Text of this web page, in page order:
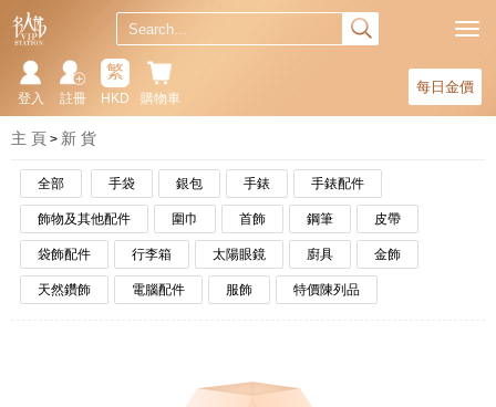
每日金價
購物車
繁
HKD
註冊
登入
主 頁 新 貨
全部 手袋 銀包 手錶 手錶配件
飾物及其他配件 圍巾 首飾 鋼筆 皮帶
袋飾配件 行李箱 太陽眼鏡 廚具 金飾
天然鑽飾 電腦配件 服飾 特價陳列品